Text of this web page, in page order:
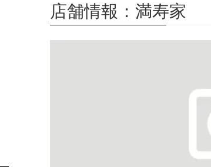
店舗情報：満寿家